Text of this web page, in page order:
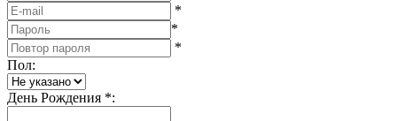
*
*
*
Пол:
День Рождения *: